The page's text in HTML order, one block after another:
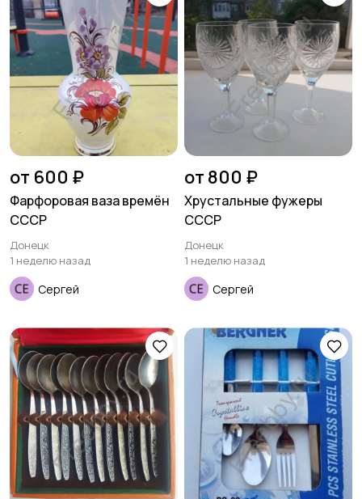
от 600 ₽
Фарфоровая ваза времён
СССР
Донецк
1 неделю назад
Сергей
от 800 ₽
Хрустальные фужеры
СССР
Донецк
1 неделю назад
Сергей